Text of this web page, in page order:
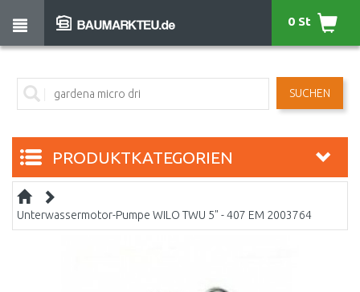
SUCHEN
0 St
PRODUKTKATEGORIEN
Unterwassermotor-Pumpe WILO TWU 5" - 407 EM 2003764